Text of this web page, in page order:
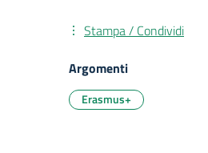
Stampa / Condividi
Argomenti
Erasmus+